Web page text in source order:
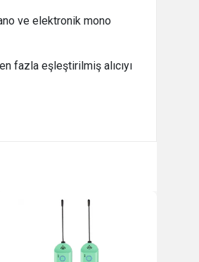
ve elektronik mono
fazla eşleştirilmiş alıcıyı